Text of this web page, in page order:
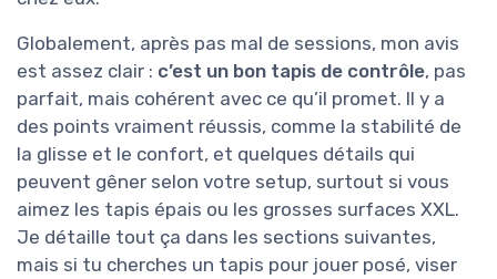
Globalement, après pas mal de sessions, mon avis
est assez clair : c’est un bon tapis de contrôle, pas
parfait, mais cohérent avec ce qu’il promet. Il y a
des points vraiment réussis, comme la stabilité de
la glisse et le confort, et quelques détails qui
peuvent gêner selon votre setup, surtout si vous
aimez les tapis épais ou les grosses surfaces XXL.
Je détaille tout ça dans les sections suivantes,
mais si tu cherches un tapis pour jouer posé, viser